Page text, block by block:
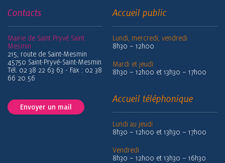
Contacts
Mairie de Saint Pryvé Saint
Mesmin
215, route de Saint-Mesmin
45750 Saint-Pryvé-Saint-Mesmin
Tél. 02 38 22 63 63 - Fax : 02 38
66 20 56
Envoyer un mail
Accueil public
Lundi, mercredi, vendredi
8h30 – 12h00
Mardi et jeudi
8h30 – 12h00 et 13h30 – 17h00
Accueil téléphonique
Lundi au jeudi
8h30 – 12h00 et 13h30 – 17h00
Vendredi
8h30 – 12h00 et 13h30 – 16h30